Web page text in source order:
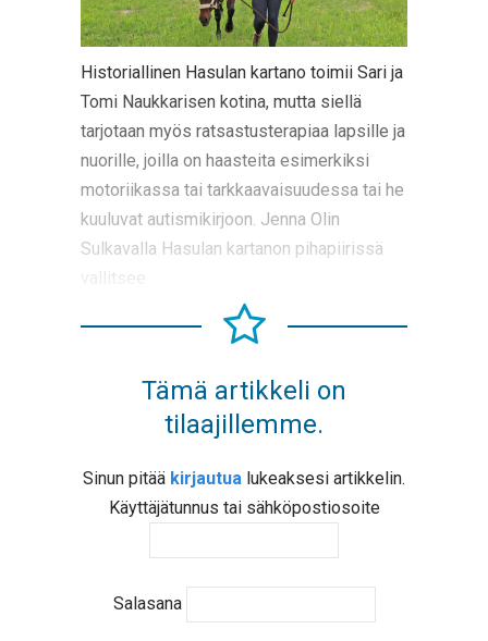
Historiallinen Hasulan kartano toimii Sari ja
Tomi Naukkarisen kotina, mutta siellä
tarjotaan myös ratsastusterapiaa lapsille ja
nuorille, joilla on haasteita esimerkiksi
motoriikassa tai tarkkaavaisuudessa tai he
kuuluvat autismikirjoon. Jenna Olin
Sulkavalla Hasulan kartanon pihapiirissä
vallitsee
Tämä artikkeli on
tilaajillemme.
Sinun pitää kirjautua lukeaksesi artikkelin.
Käyttäjätunnus tai sähköpostiosoite
Salasana